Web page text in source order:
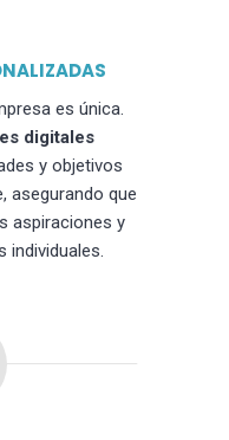
es única.
digitales
y objetivos
asegurando que
aspiraciones y
individuales.